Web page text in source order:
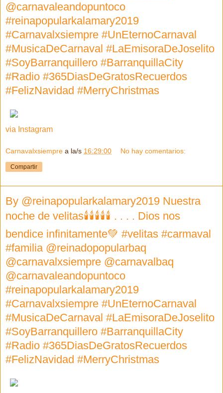
@carnavaleandopuntoco
#reinapopularkalamary2019
#Carnavalxsiempre #UnEternoCarnaval
#MusicaDeCarnaval #LaEmisoraDeJoselito
#SoyBarranquillero #BarranquillaCity
#Radio #365DiasDeGratosRecuerdos
#FelizNavidad #MerryChristmas
via Instagram
Carnavalxsiempre a la/s 16:29:00 No hay comentarios:
Compartir
By @reinapopularkalamary2019 Nuestra
noche de velitas🕯🕯🕯🕯🕯 . . . . Dios nos
bendice infinitamente💚 #velitas #carmaval
#familia @reinadopopularbaq
@carnavalxsiempre @carnavalbaq
@carnavaleandopuntoco
#reinapopularkalamary2019
#Carnavalxsiempre #UnEternoCarnaval
#MusicaDeCarnaval #LaEmisoraDeJoselito
#SoyBarranquillero #BarranquillaCity
#Radio #365DiasDeGratosRecuerdos
#FelizNavidad #MerryChristmas